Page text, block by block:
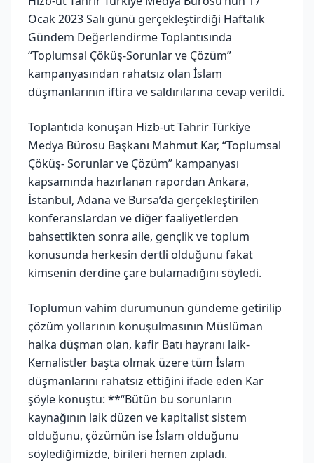
Ocak 2023 Salı günü gerçekleştirdiği Haftalık
Gündem Değerlendirme Toplantısında
“Toplumsal Çöküş-Sorunlar ve Çözüm”
kampanyasından rahatsız olan İslam
düşmanlarının iftira ve saldırılarına cevap verildi.
Toplantıda konuşan Hizb-ut Tahrir Türkiye
Medya Bürosu Başkanı Mahmut Kar, “Toplumsal
Çöküş- Sorunlar ve Çözüm” kampanyası
kapsamında hazırlanan rapordan Ankara,
İstanbul, Adana ve Bursa’da gerçekleştirilen
konferanslardan ve diğer faaliyetlerden
bahsettikten sonra aile, gençlik ve toplum
konusunda herkesin dertli olduğunu fakat
kimsenin derdine çare bulamadığını söyledi.
Toplumun vahim durumunun gündeme getirilip
çözüm yollarının konuşulmasının Müslüman
halka düşman olan, kafir Batı hayranı laik-
Kemalistler başta olmak üzere tüm İslam
düşmanlarını rahatsız ettiğini ifade eden Kar
şöyle konuştu: **“Bütün bu sorunların
kaynağının laik düzen ve kapitalist sistem
olduğunu, çözümün ise İslam olduğunu
söylediğimizde, birileri hemen zıpladı.